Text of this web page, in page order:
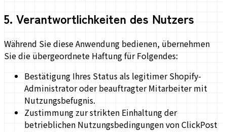
5. Verantwortlichkeiten des Nutzers
Während Sie diese Anwendung bedienen, übernehmen
Sie die übergeordnete Haftung für Folgendes:
Bestätigung Ihres Status als legitimer Shopify-
Administrator oder beauftragter Mitarbeiter mit
Nutzungsbefugnis.
Zustimmung zur strikten Einhaltung der
betrieblichen Nutzungsbedingungen von ClickPost